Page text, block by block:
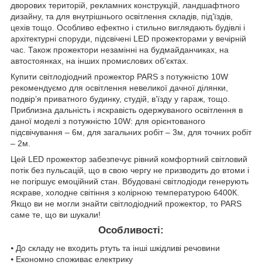
дворових територій, рекламних конструкцій, ландшафтного
дизайну, та для внутрішнього освітлення складів, під’їздів,
цехів тощо. Особливо ефектно і стильно виглядають будівлі і
архітектурні споруди, підсвічені LED прожекторами у вечірній
час. Також прожектори незамінні на будмайданчиках, на
автостоянках, на інших промислових об’єктах.
Купити світлодіодний прожектор PARS з потужністю 10W
рекомендуємо для освітлення невеликої дачної ділянки,
подвір’я приватного будинку, студій, в’їзду у гараж, тощо.
Приблизна дальність і яскравість одержуваного освітлення в
даної моделі з потужністю 10W: для орієнтованого
підсвічування – 6м, для загальних робіт – 3м, для точних робіт
– 2м.
Цей LED прожектор забезпечує рівний комфортний світловий
потік без пульсацій, що в свою чергу не призводить до втоми і
не погіршує емоційний стан. Вбудовані світлодіоди генерують
яскраве, холодне світіння з колірною температурою 6400К.
Якщо ви не могли знайти світлодіодний прожектор, то PARS
саме те, що ви шукали!
Особливості:
⦁ До складу не входить ртуть та інші шкідливі речовини
⦁ Економно споживає електрику